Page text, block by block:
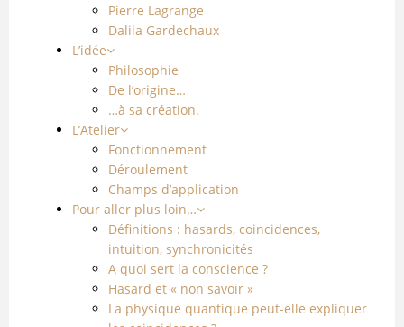
Pierre Lagrange
Dalila Gardechaux
L’idée
Philosophie
De l’origine…
…à sa création.
L’Atelier
Fonctionnement
Déroulement
Champs d’application
Pour aller plus loin…
Définitions : hasards, coincidences,
intuition, synchronicités
A quoi sert la conscience ?
Hasard et « non savoir »
La physique quantique peut-elle expliquer